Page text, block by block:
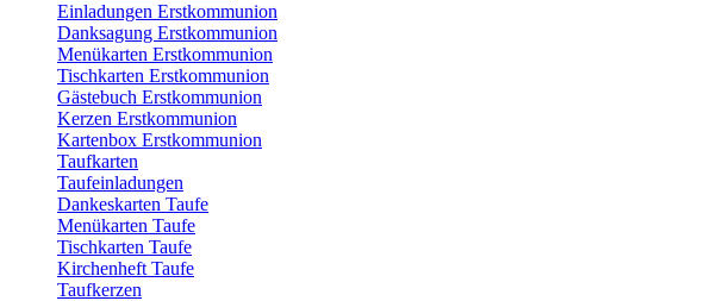
Einladungen Erstkommunion
Danksagung Erstkommunion
Menükarten Erstkommunion
Tischkarten Erstkommunion
Gästebuch Erstkommunion
Kerzen Erstkommunion
Kartenbox Erstkommunion
Taufkarten
Taufeinladungen
Dankeskarten Taufe
Menükarten Taufe
Tischkarten Taufe
Kirchenheft Taufe
Taufkerzen